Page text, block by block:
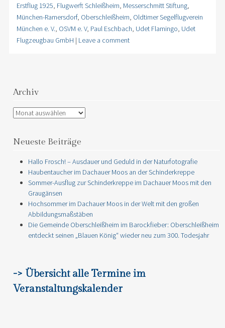
Erstflug 1925, Flugwerft Schleißheim, Messerschmitt Stiftung,
München-Ramersdorf, Oberschleißheim, Oldtimer Segelflugverein
München e. V., OSVM e. V, Paul Eschbach, Udet Flamingo, Udet
Flugzeugbau GmbH | Leave a comment
Archiv
Archiv
Neueste Beiträge
Hallo Frosch! – Ausdauer und Geduld in der Naturfotografie
Haubentaucher im Dachauer Moos an der Schinderkreppe
Sommer-Ausflug zur Schinderkreppe im Dachauer Moos mit den
Graugänsen
Hochsommer im Dachauer Moos in der Welt mit den großen
Abbildungsmaßstäben
Die Gemeinde Oberschleißheim im Barockfieber: Oberschleißheim
entdeckt seinen „Blauen König“ wieder neu zum 300. Todesjahr
-> Übersicht alle Termine im
Veranstaltungskalender